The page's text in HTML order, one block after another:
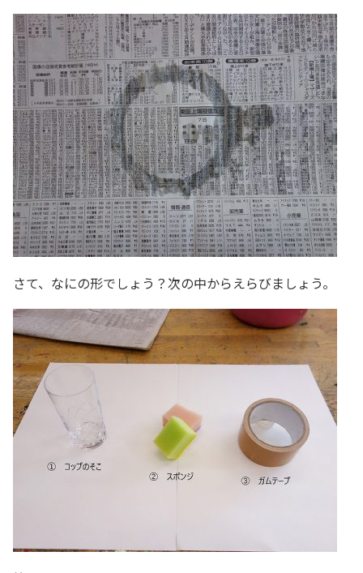
さて、なにの形でしょう？次の中からえらびましょう。